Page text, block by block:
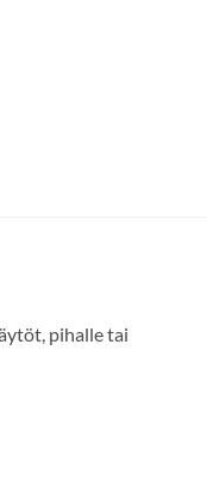
pihalle tai